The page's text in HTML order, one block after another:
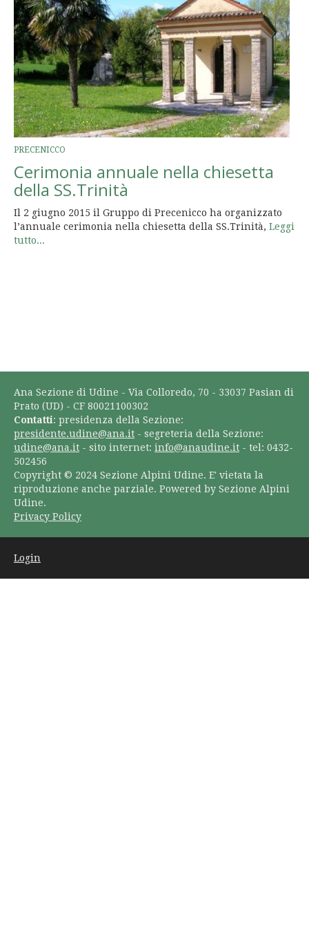
PRECENICCO
Cerimonia annuale nella chiesetta
della SS.Trinità
Il 2 giugno 2015 il Gruppo di Precenicco ha organizzato
l’annuale cerimonia nella chiesetta della SS.Trinità, Leggi
tutto...
Ana Sezione di Udine - Via Colloredo, 70 - 33037 Pasian di
Prato (UD) - CF 80021100302
Contatti: presidenza della Sezione:
presidente.udine@ana.it - segreteria della Sezione:
udine@ana.it - sito internet: info@anaudine.it - tel: 0432-
502456
Copyright © 2024 Sezione Alpini Udine. E' vietata la
riproduzione anche parziale. Powered by Sezione Alpini
Udine.
Privacy Policy
Login